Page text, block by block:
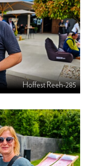
Hoffest Reeh-285